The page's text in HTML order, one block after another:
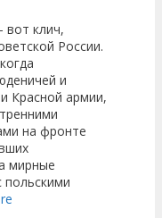
вот клич,
России.
и
Красной армии,
на фронте
мирные